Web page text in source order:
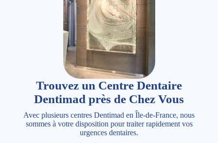
Trouvez un Centre Dentaire
Dentimad près de Chez Vous
Avec plusieurs centres Dentimad en Île-de-France, nous
sommes à votre disposition pour traiter rapidement vos
urgences dentaires.